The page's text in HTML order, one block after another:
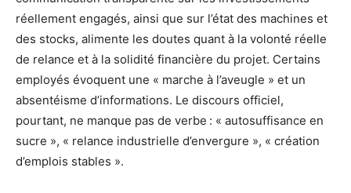
réellement engagés, ainsi que sur l’état des machines et
des stocks, alimente les doutes quant à la volonté réelle
de relance et à la solidité financière du projet. Certains
employés évoquent une « marche à l’aveugle » et un
absentéisme d’informations. Le discours officiel,
pourtant, ne manque pas de verbe : « autosuffisance en
sucre », « relance industrielle d’envergure », « création
d’emplois stables ».